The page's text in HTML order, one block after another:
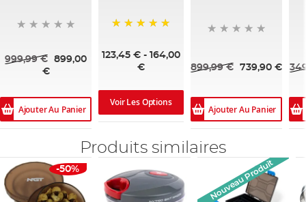
999,99 €
899,00
€
Ajouter Au Panier
123,45 €- 164,00
€
Voir Les Options
899,99 € 739,90 €
Ajouter Au Panier
Produits similaires
-50% Nouveau Produit